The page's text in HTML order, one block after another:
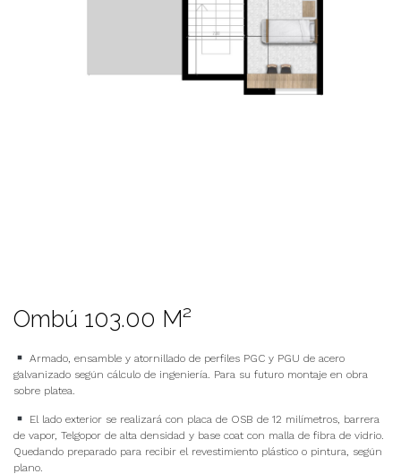
Ombú 103.00 M²
Armado, ensamble y atornillado de perfiles PGC y PGU de acero
galvanizado según cálculo de ingeniería. Para su futuro montaje en obra
sobre platea.
El lado exterior se realizará con placa de OSB de 12 milímetros, barrera
de vapor, Telgopor de alta densidad y base coat con malla de fibra de vidrio.
Quedando preparado para recibir el revestimiento plástico o pintura, según
plano.